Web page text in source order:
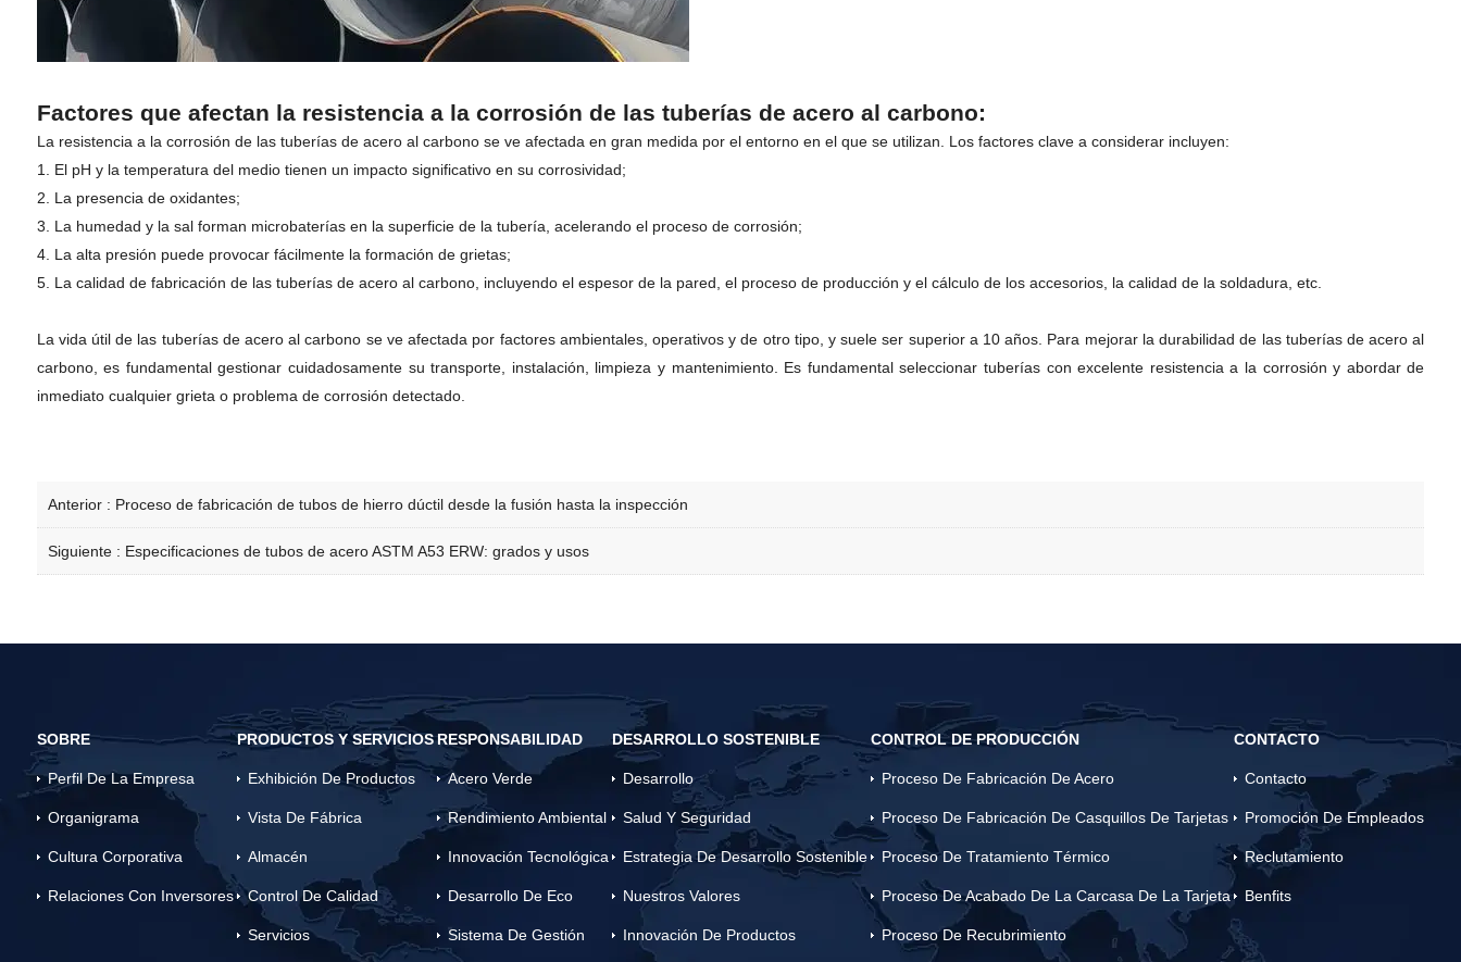
Factores que afectan la resistencia a la corrosión de las tuberías de acero al carbono:
La resistencia a la corrosión de las tuberías de acero al carbono se ve afectada en gran medida por el entorno en el que se utilizan. Los factores clave a considerar incluyen:
1. El pH y la temperatura del medio tienen un impacto significativo en su corrosividad;
2. La presencia de oxidantes;
3. La humedad y la sal forman microbaterías en la superficie de la tubería, acelerando el proceso de corrosión;
4. La alta presión puede provocar fácilmente la formación de grietas;
5. La calidad de fabricación de las tuberías de acero al carbono, incluyendo el espesor de la pared, el proceso de producción y el cálculo de los accesorios, la calidad de la soldadura, etc.
La vida útil de las tuberías de acero al carbono se ve afectada por factores ambientales, operativos y de otro tipo, y suele ser superior a 10 años. Para mejorar la durabilidad de las tuberías de acero al
carbono, es fundamental gestionar cuidadosamente su transporte, instalación, limpieza y mantenimiento. Es fundamental seleccionar tuberías con excelente resistencia a la corrosión y abordar de
inmediato cualquier grieta o problema de corrosión detectado.
Anterior : Proceso de fabricación de tubos de hierro dúctil desde la fusión hasta la inspección
Siguiente : Especificaciones de tubos de acero ASTM A53 ERW: grados y usos
SOBRE
Perfil De La Empresa
Organigrama
Cultura Corporativa
Relaciones Con Inversores
PRODUCTOS Y SERVICIOS
Exhibición De Productos
Vista De Fábrica
Almacén
Control De Calidad
Servicios
RESPONSABILIDAD
Acero Verde
Rendimiento Ambiental
Innovación Tecnológica
Desarrollo De Eco
Sistema De Gestión
DESARROLLO SOSTENIBLE
Desarrollo
Salud Y Seguridad
Estrategia De Desarrollo Sostenible
Nuestros Valores
Innovación De Productos
CONTROL DE PRODUCCIÓN
Proceso De Fabricación De Acero
Proceso De Fabricación De Casquillos De Tarjetas
Proceso De Tratamiento Térmico
Proceso De Acabado De La Carcasa De La Tarjeta
Proceso De Recubrimiento
CONTACTO
Contacto
Promoción De Empleados
Reclutamiento
Benfits